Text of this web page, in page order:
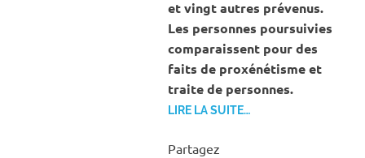
et vingt autres prévenus.
Les personnes poursuivies
comparaissent pour des
faits de proxénétisme et
traite de personnes.
LIRE LA SUITE…
Partagez